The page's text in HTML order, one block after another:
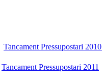
Tancament Pressupostari 2010
Tancament Pressupostari 2011